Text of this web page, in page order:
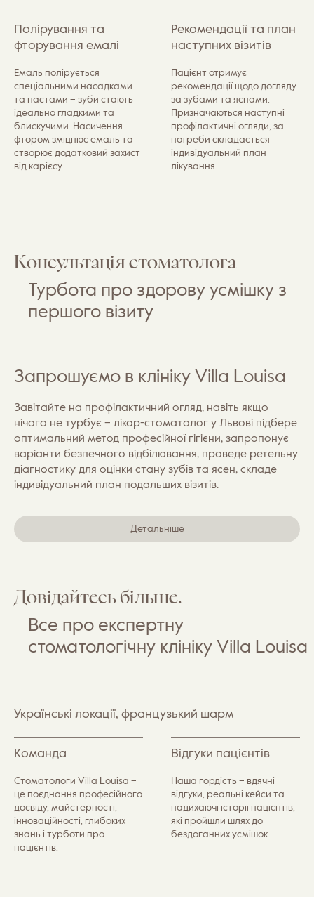
Полірування та
фторування емалі
Емаль полірується
спеціальними насадками
та пастами – зуби стають
ідеально гладкими та
блискучими. Насичення
фтором зміцнює емаль та
створює додатковий захист
від карієсу.
Рекомендації та план
наступних візитів
Пацієнт отримує
рекомендації щодо догляду
за зубами та яснами.
Призначаються наступні
профілактичні огляди, за
потреби складається
індивідуальний план
лікування.
Консультація стоматолога
Турбота про здорову усмішку з
першого візиту
Запрошуємо в клініку Villa Louisa
Завітайте на профілактичний огляд, навіть якщо
нічого не турбує – лікар-стоматолог у Львові підбере
оптимальний метод професійної гігієни, запропонує
варіанти безпечного відбілювання, проведе ретельну
діагностику для оцінки стану зубів та ясен, складе
індивідуальний план подальших візитів.
Детальніше
Довідайтесь більше.
Все про експертну
стоматологічну клініку Villa Louisa
Українські локації, французький шарм
Команда
Стоматологи Villa Louisa –
це поєднання професійного
досвіду, майстерності,
інноваційності, глибоких
знань і турботи про
пацієнтів.
Відгуки пацієнтів
Наша гордість – вдячні
відгуки, реальні кейси та
надихаючі історії пацієнтів,
які пройшли шлях до
бездоганних усмішок.